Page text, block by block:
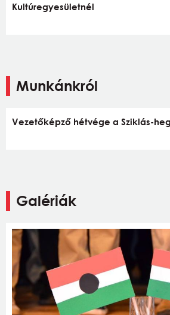
Kultúregyesületnél
Munkánkról
Vezetőképző hétvége a Sziklás-
Galériák